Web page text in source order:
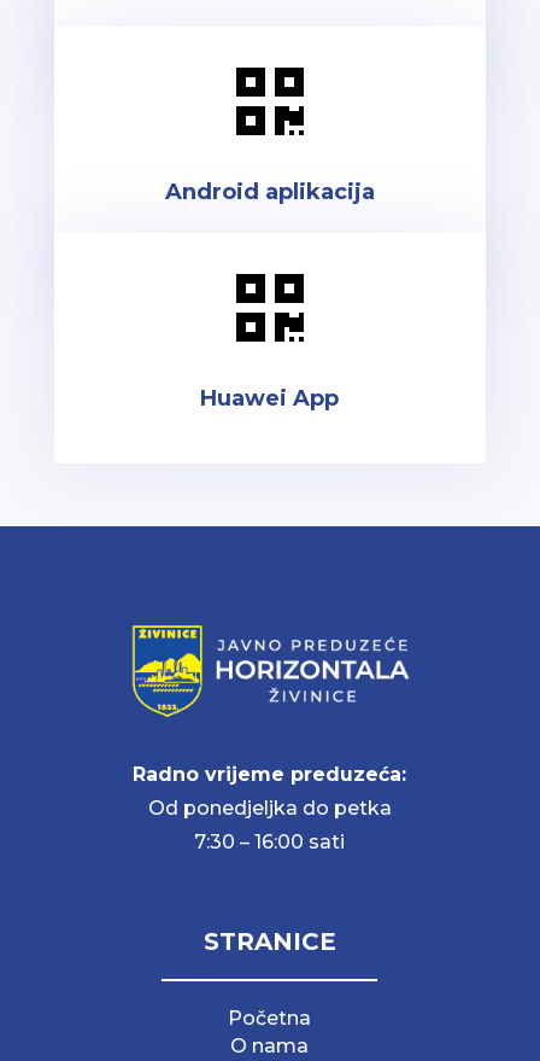

Android aplikacija

Huawei App
Radno vrijeme preduzeća:
Od ponedjeljka do petka
7:30 – 16:00 sati
STRANICE
Početna
O nama